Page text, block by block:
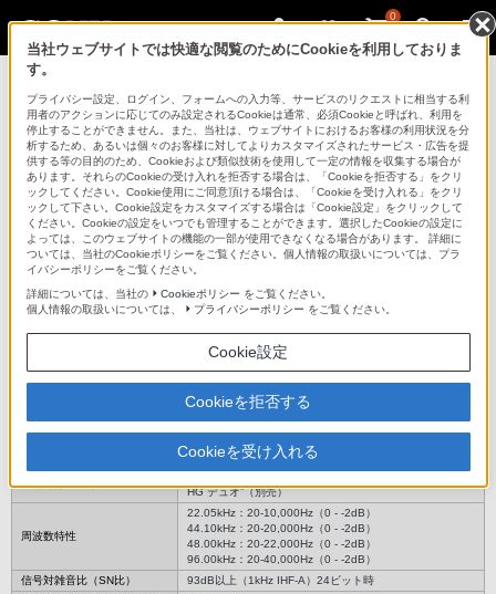
0
PCM-D50
リニアPCMレコーダー PCM-D50
主な仕様
仕様表
基本機能
リニアPCM（WAV）44.1/48/96kHz 16/24bit、22.05kHz
16bit
16bit、MP3（対応ビットレート：32-320kbps、VBR）
対応外部メモリー
HG デュオ”（別売）
周波数特性
22.05kHz：20-10,000Hz（0 - -2dB）
44.10kHz：20-20,000Hz（0 - -2dB）
48.00kHz：20-22,000Hz（0 - -2dB）
96.00kHz：20-40,000Hz（0 - -2dB）
信号対雑音比（SN比）
93dB以上（1kHz IHF-A）24ビット時
当社ウェブサイトでは快適な閲覧のためにCookieを利用しておりま
す。
プライバシー設定、ログイン、フォームへの入力等、サービスのリクエストに相当する利
用者のアクションに応じてのみ設定されるCookieは通常、必須Cookieと呼ばれ、利用を
停止することができません。また、当社は、ウェブサイトにおけるお客様の利用状況を分
析するため、あるいは個々のお客様に対してよりカスタマイズされたサービス・広告を提
供する等の目的のため、Cookieおよび類似技術を使用して一定の情報を収集する場合が
あります。それらのCookieの受け入れを拒否する場合は、「Cookieを拒否する」をクリ
ックしてください。Cookie使用にご同意頂ける場合は、「Cookieを受け入れる」をクリ
ックして下さい。Cookie設定をカスタマイズする場合は「Cookie設定」をクリックして
ください。Cookieの設定をいつでも管理することができます。選択したCookieの設定に
よっては、このウェブサイトの機能の一部が使用できなくなる場合があります。 詳細に
ついては、当社のCookieポリシーをご覧ください。個人情報の取扱いについては、プラ
イバシーポリシーをご覧ください。
詳細については、当社の
Cookieポリシー をご覧ください。
個人情報の取扱いについては、
プライバシーポリシー をご覧ください。
Cookie設定
Cookieを拒否する
Cookieを受け入れる